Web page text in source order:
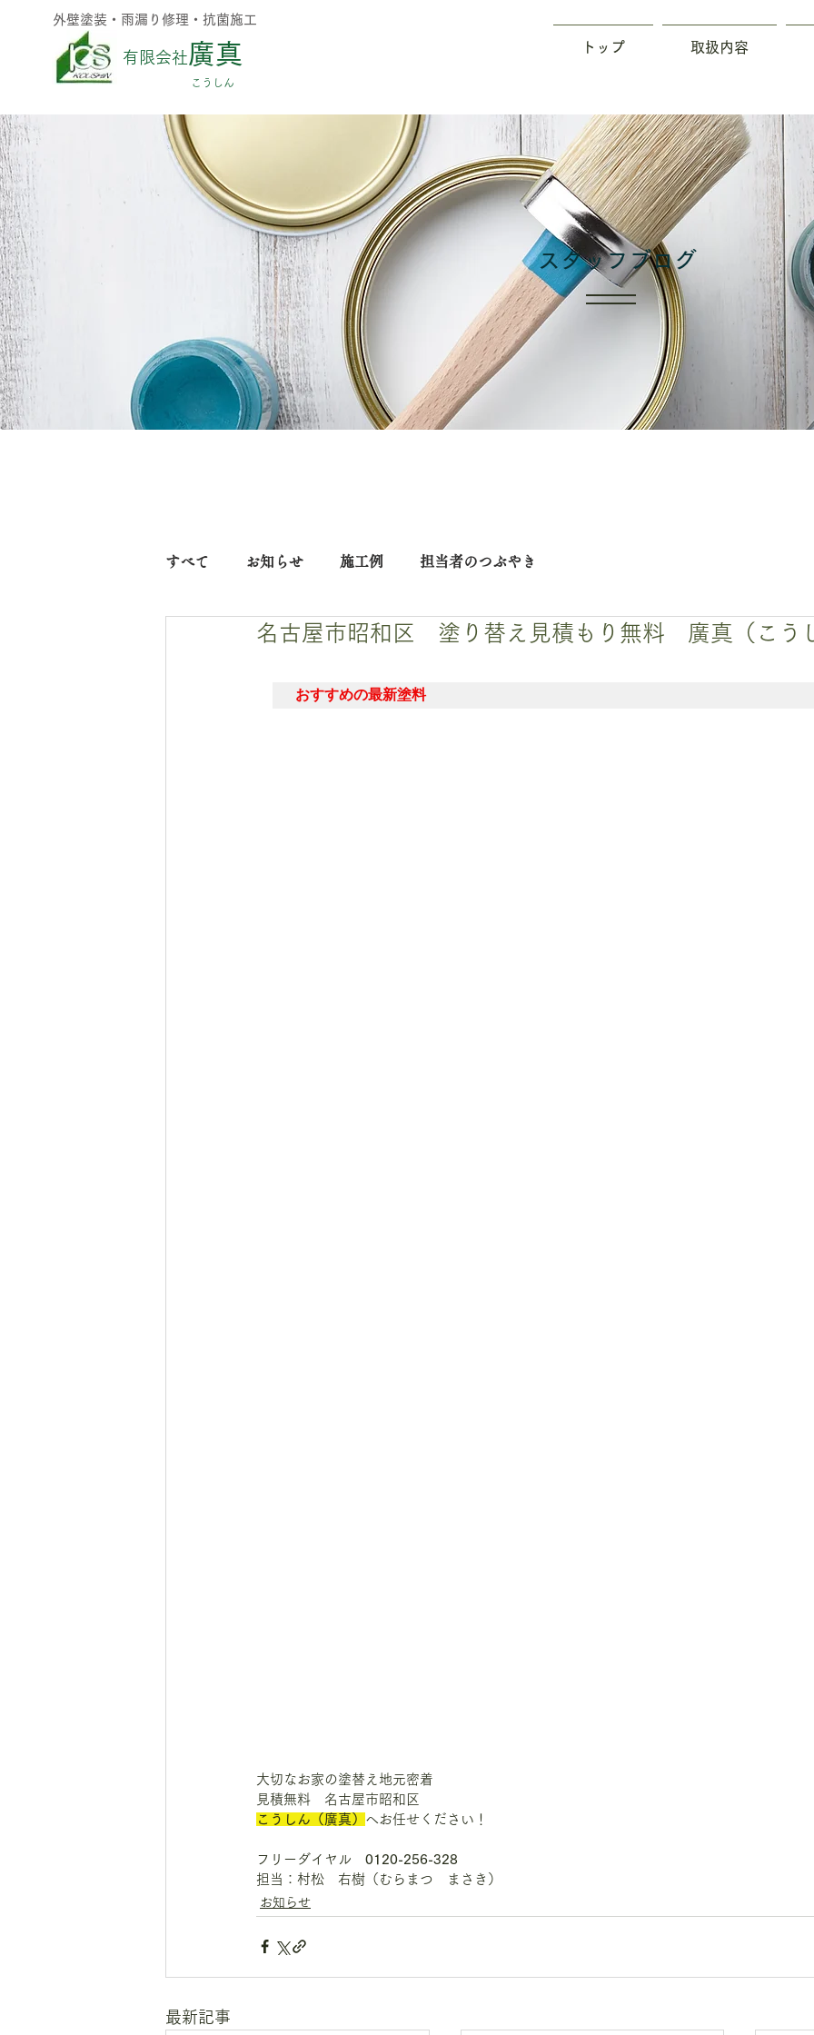
有限会社廣真
外壁塗装・雨漏り修理・抗菌施工
​こうしん
トップ 取扱内容
​スタッフブログ
すべて お知らせ 施工例 担当者のつぶやき
名古屋市昭和区 塗り替え見積もり無料 廣真（こう
おすすめの最新塗料
大切なお家の塗替え地元密着
見積無料　名古屋市昭和区
こうしん（廣真） へお任せください！
フリーダイヤル 0120-256-328
担当：村松　右樹（むらまつ　まさき）
お知らせ
最新記事